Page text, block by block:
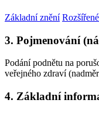
Základní znění
3. Pojmenování
Podání podnětu na
veřejného zdraví
4. Základní